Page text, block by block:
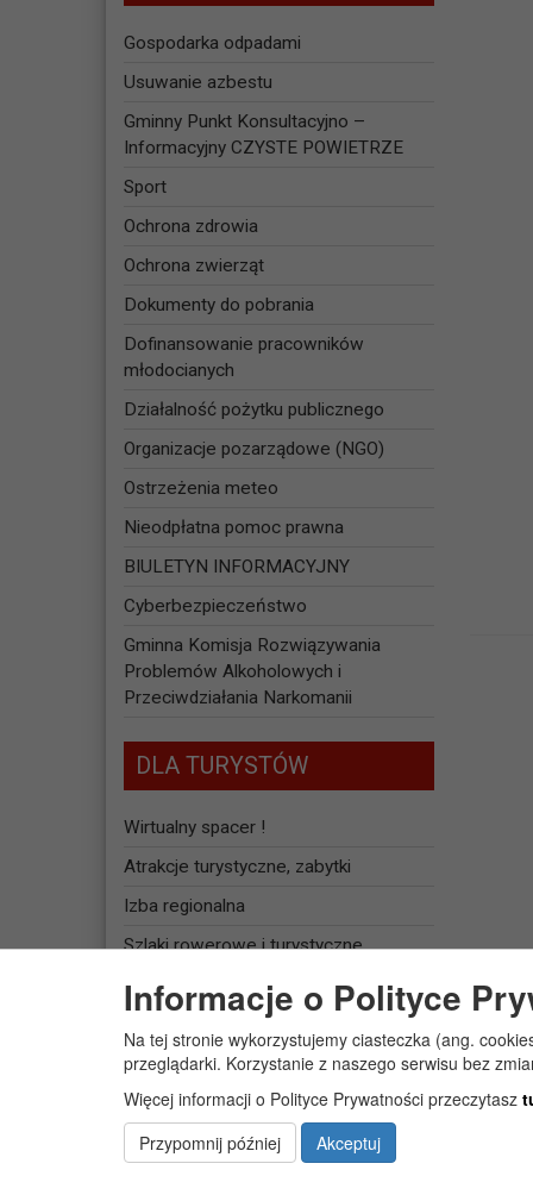
Gospodarka odpadami
Usuwanie azbestu
Gminny Punkt Konsultacyjno –
Informacyjny CZYSTE POWIETRZE
Sport
Ochrona zdrowia
Ochrona zwierząt
Dokumenty do pobrania
Dofinansowanie pracowników
młodocianych
Działalność pożytku publicznego
Organizacje pozarządowe (NGO)
Ostrzeżenia meteo
Nieodpłatna pomoc prawna
BIULETYN INFORMACYJNY
Cyberbezpieczeństwo
Gminna Komisja Rozwiązywania
Problemów Alkoholowych i
Przeciwdziałania Narkomanii
DLA TURYSTÓW
Wirtualny spacer !
Atrakcje turystyczne, zabytki
Izba regionalna
Szlaki rowerowe i turystyczne
Baza noclegowa
JEDNOSTKI
ORGANIZACYJNE
Żłobek Gminny „PUCHATEK”
Informacje o Polityce
Na tej stronie wykorzystujemy ciasteczka (ang.
przeglądarki. Korzystanie z naszego serwisu bez
Więcej informacji o Polityce Prywatności przeczytasz
Przypomnij później
Akceptuj